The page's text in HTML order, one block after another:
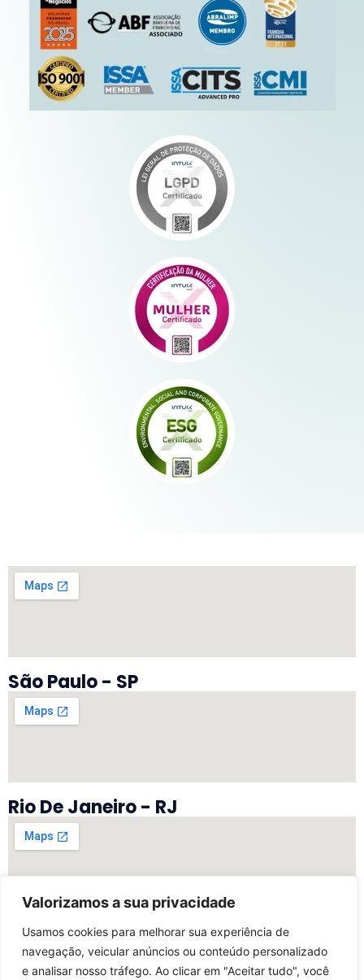
Valorizamos a sua privacidade
Usamos cookies para melhorar sua experiência de
navegação, veicular anúncios ou conteúdo personalizado
e analisar nosso tráfego. Ao clicar em "Aceitar tudo", você
São Paulo - SP
Rio De Janeiro - RJ
Vitória - ES